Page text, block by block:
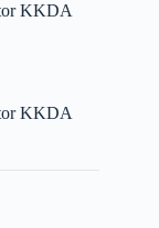
KKDA
KKDA